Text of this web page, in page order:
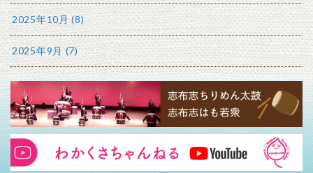
2025年10月 (8)
2025年9月 (7)